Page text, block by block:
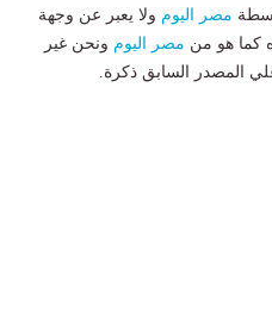
مصر اليوم ولا يعبر عن وجهة
كما هو من مصر اليوم ونحن غير
المصدر السابق ذكرة.